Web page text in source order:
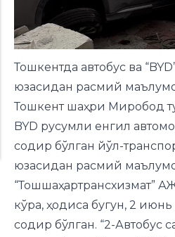
Тошкентда автобус ва
юзасидан расмий
Тошкент шаҳри Миробод
BYD русумли енгил
содир бўлган йўл-
юзасидан расмий
“Тошшаҳартрансхизмат”
кўра, ҳодиса бугун, 2 июнь
содир бўлган. “2-Автобус